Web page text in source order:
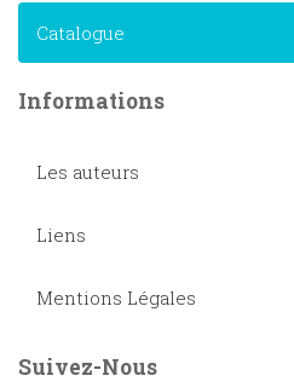
Catalogue
Informations
Les auteurs
Liens
Mentions Légales
Suivez-Nous